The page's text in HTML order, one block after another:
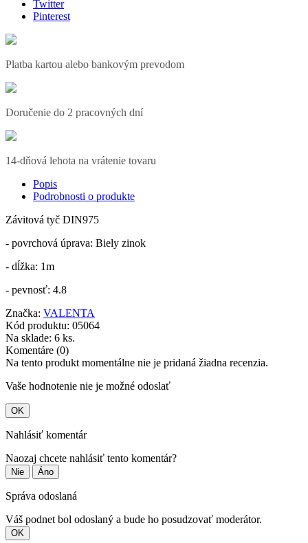
Twitter
Pinterest
Platba kartou alebo bankovým prevodom
Doručenie do 2 pracovných dní
14-dňová lehota na vrátenie tovaru
Popis
Podrobnosti o produkte
Závitová tyč DIN975
- povrchová úprava: Biely zinok
- dĺžka: 1m
- pevnosť: 4.8
Značka: VALENTA
Kód produktu: 05064
Na sklade: 6 ks.
Komentáre (0)
Na tento produkt momentálne nie je pridaná žiadna recenzia.
Vaše hodnotenie nie je možné odoslať
OK
Nahlásiť komentár
Naozaj chcete nahlásiť tento komentár?
Nie Áno
Správa odoslaná
Váš podnet bol odoslaný a bude ho posudzovať moderátor.
OK